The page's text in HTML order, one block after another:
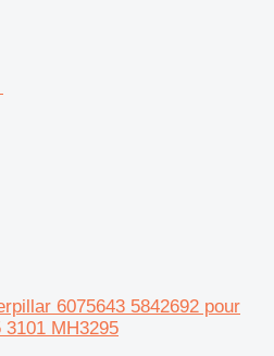
6075643 5842692 pour
MH3295